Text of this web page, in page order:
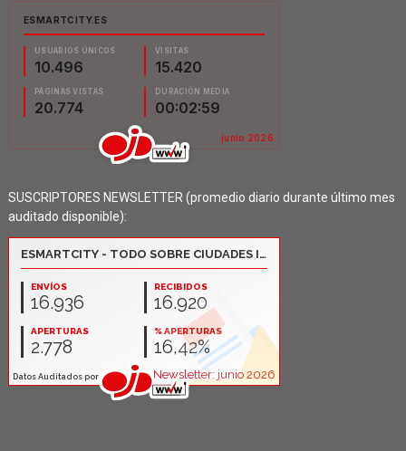
SUSCRIPTORES NEWSLETTER (promedio diario durante último mes
auditado disponible):